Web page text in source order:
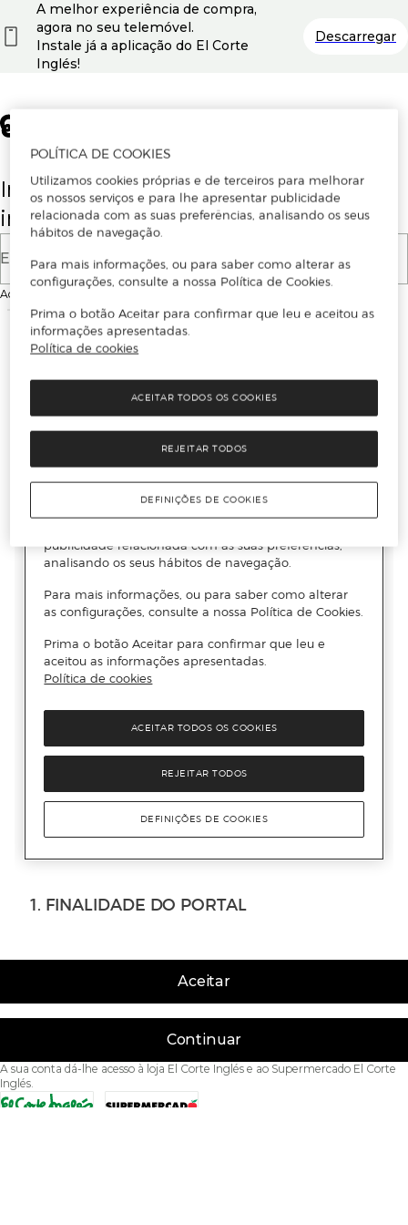
Insira o seu email para se registar ou
iniciar sessão.
E-mail
Ao continuar, aceitas as
Aceitar
Continuar
A sua conta dá-lhe acesso à loja El Corte Inglés e ao Supermercado El Corte
Inglés.
A melhor experiência de compra,
agora no seu telemóvel.
Instale já a aplicação do El Corte
Inglés!
Descarregar
POLÍTICA DE COOKIES
Utilizamos cookies próprias e de terceiros para melhorar
os nossos serviços e para lhe apresentar publicidade
relacionada com as suas preferências, analisando os seus
hábitos de navegação.
Para mais informações, ou para saber como alterar as
configurações, consulte a nossa Política de Cookies.
Prima o botão Aceitar para confirmar que leu e aceitou as
informações apresentadas.
Política de cookies
REJEITAR TODOS
ACEITAR TODOS OS COOKIES
DEFINIÇÕES DE COOKIES